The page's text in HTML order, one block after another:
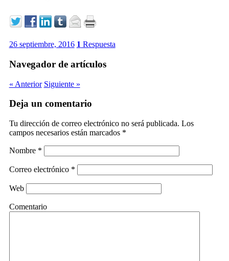
26 septiembre, 2016 1 Respuesta
Navegador de artículos
« Anterior Siguiente »
Deja un comentario
Tu dirección de correo electrónico no será publicada. Los
campos necesarios están marcados *
Nombre *
Correo electrónico *
Web
Comentario